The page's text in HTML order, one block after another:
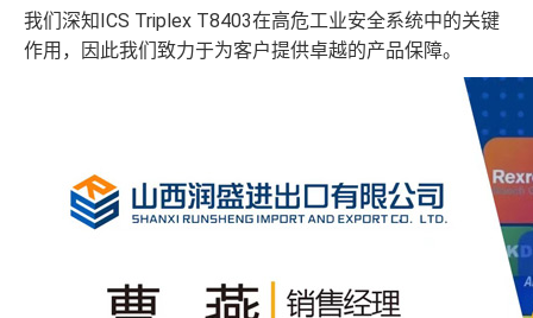
我们深知ICS Triplex T8403在高危工业安全系统中的关键
作用，因此我们致力于为客户提供卓越的产品保障。